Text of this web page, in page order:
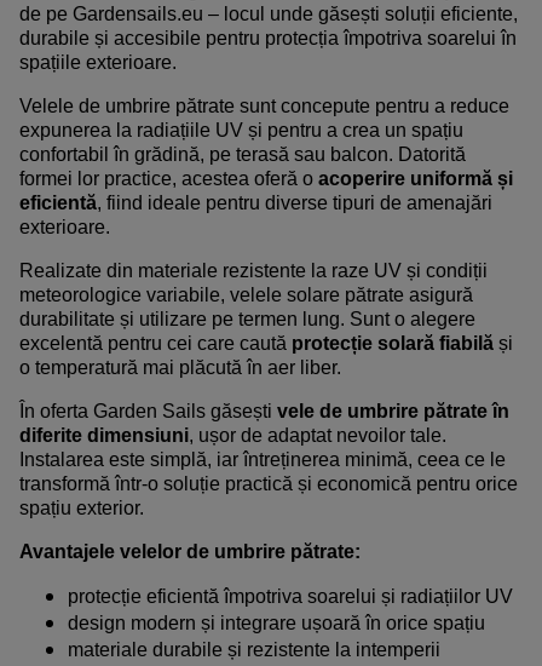
de pe Gardensails.eu – locul unde găsești soluții eficiente,
durabile și accesibile pentru protecția împotriva soarelui în
spațiile exterioare.
Velele de umbrire pătrate sunt concepute pentru a reduce
expunerea la radiațiile UV și pentru a crea un spațiu
confortabil în grădină, pe terasă sau balcon. Datorită
formei lor practice, acestea oferă o acoperire uniformă și
eficientă, fiind ideale pentru diverse tipuri de amenajări
exterioare.
Realizate din materiale rezistente la raze UV și condiții
meteorologice variabile, velele solare pătrate asigură
durabilitate și utilizare pe termen lung. Sunt o alegere
excelentă pentru cei care caută protecție solară fiabilă și
o temperatură mai plăcută în aer liber.
În oferta Garden Sails găsești vele de umbrire pătrate în
diferite dimensiuni, ușor de adaptat nevoilor tale.
Instalarea este simplă, iar întreținerea minimă, ceea ce le
transformă într-o soluție practică și economică pentru orice
spațiu exterior.
Avantajele velelor de umbrire pătrate:
protecție eficientă împotriva soarelui și radiațiilor UV
design modern și integrare ușoară în orice spațiu
materiale durabile și rezistente la intemperii